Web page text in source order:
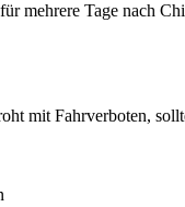
mehrere Tage nach
mit Fahrverboten,